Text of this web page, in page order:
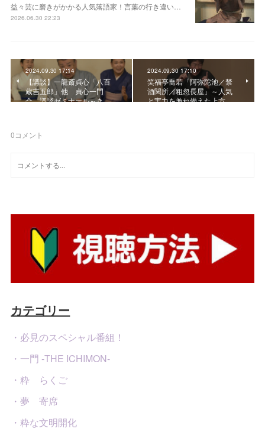
益々芸に磨きがかかる人気落語家！言葉の行き違い…
2026.06.30 22:23
2024.09.30 17:14
【講談】一龍斎貞心「八百
蔵吉五郎」他 貞心一門
会 講談ゼミナール～き…
2024.09.30 17:10
笑福亭喬若「阿弥陀池／禁
酒関所／粗忽長屋」～人気
と実力を兼ね備えた上方…
0コメント
カテゴリー
・必見のスペシャル番組！
・一門 -THE ICHIMON-
・粋 らくご
・夢 寄席
・粋な文明開化